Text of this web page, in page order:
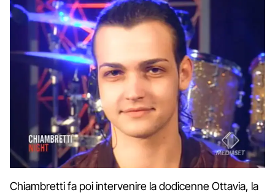
Chiambretti fa poi intervenire la dodicenne Ottavia, la